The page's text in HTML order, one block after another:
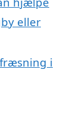
eller
i